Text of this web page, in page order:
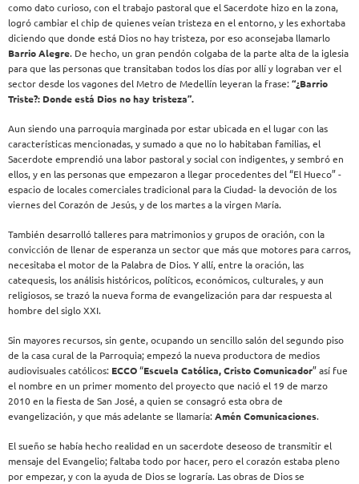
como dato curioso, con el trabajo pastoral que el Sacerdote hizo en la zona,
logró cambiar el chip de quienes veían tristeza en el entorno, y les exhortaba
diciendo que donde está Dios no hay tristeza, por eso aconsejaba llamarlo
Barrio Alegre. De hecho, un gran pendón colgaba de la parte alta de la iglesia
para que las personas que transitaban todos los días por allí y lograban ver el
sector desde los vagones del Metro de Medellín leyeran la frase:“¿Barrio
Triste?: Donde está Dios no hay tristeza”.
Aun siendo una parroquia marginada por estar ubicada en el lugar con las
características mencionadas, y sumado a que no lo habitaban familias, el
Sacerdote emprendió una labor pastoral y social con indigentes, y sembró en
ellos, y en las personas que empezaron a llegar procedentes del “El Hueco” -
espacio de locales comerciales tradicional para la Ciudad- la devoción de los
viernes del Corazón de Jesús, y de los martes a la virgen María.
También desarrolló talleres para matrimonios y grupos de oración, con la
convicción de llenar de esperanza un sector que más que motores para carros,
necesitaba el motor de la Palabra de Dios. Y allí, entre la oración, las
catequesis, los análisis históricos, políticos, económicos, culturales, y aun
religiosos, se trazó la nueva forma de evangelización para dar respuesta al
hombre del siglo XXI.
Sin mayores recursos, sin gente, ocupando un sencillo salón del segundo piso
de la casa cural de la Parroquia; empezó la nueva productora de medios
audiovisuales católicos: ECCO“Escuela Católica, Cristo Comunicador” así fue
el nombre en un primer momento del proyecto que nació el 19 de marzo
2010 en la fiesta de San José, a quien se consagró esta obra de
evangelización, y que más adelante se llamaría:Amén Comunicaciones.
El sueño se había hecho realidad en un sacerdote deseoso de transmitir el
mensaje del Evangelio; faltaba todo por hacer, pero el corazón estaba pleno
por empezar, y con la ayuda de Dios se lograría. Las obras de Dios se